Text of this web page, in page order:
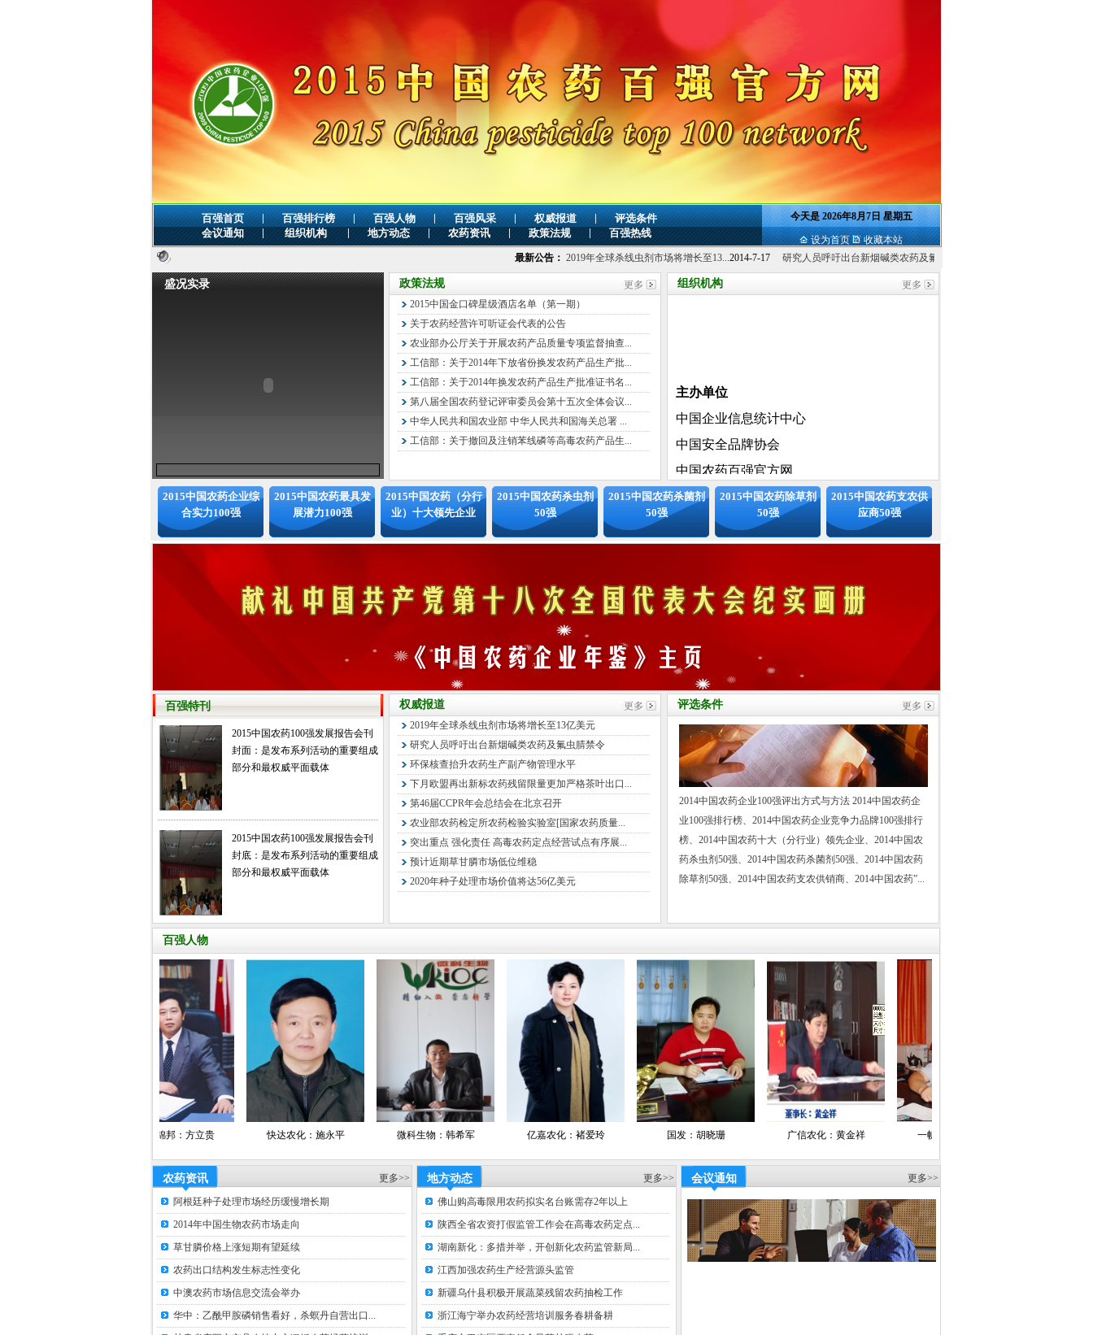
百强首页 | 百强排行榜 | 百强人物 | 百强风采 | 权威报道 |
评选条件
会议通知
| 组织机构 | 地方动态 | 农药资讯 | 政策法规 | 百强热线
今天是2026年8月7日 星期五
设为首页
收藏本站
2019年全球杀线虫剂市场将增长至13...2014-7-17 研究人员呼吁出台新烟碱类农药及氟...2014-7-17
盛况实录 政策法规
2015中国金口碑星级酒店名单（第一期）
关于农药经营许可听证会代表的公告
农业部办公厅关于开展农药产品质量专项监督抽查...
工信部：关于2014年下放省份换发农药产品生产批...
工信部：关于2014年换发农药产品生产批准证书名...
第八届全国农药登记评审委员会第十五次全体会议...
中华人民共和国农业部 中华人民共和国海关总署 ...
工信部：关于撤回及注销苯线磷等高毒农药产品生...
组织机构
中国企业信息统计中心
中国安全品牌协会
中国农药百强官方网
中国农药100强工作委员会
承办单位
北京国信国化文化发展中心
拟邀请中国化工学会农药专业委员会、中国
化工情报信息协会、国家统计局中国统计信
协会农药专业委员会
专家委员会（排名不分先后）
特邀顾问：
仪名海 中国农药百强评委会主任
中国传媒大学 教授 博导
特邀委员：
徐东华 国务院发展研究中心研究员
国资委高级职称专家评审委员会主任
王有成 中国化工情报信息协会资深副会长
中国化工学会农药专业委员会副秘书长
李 铁 中国石油和化学工业协会
国家石油和化工网常务副总编辑
张 华 中国化工经济技术发展中心处长
黄卫卫 中国石油和化学工业协会
国家石油和化工网工程师
承办支持
正在洽谈...
农资导报、经济日报、中国经营报、
21
经济参考报、证券日报、中国经济时报、
中国经济导报、工商导报、财富时报、
新京报、深圳商报、重庆晚报、中国证券报、
2015中国农药企业综
合实力100强
2015中国农药最具发
展潜力100强
2015中国农药（分行
业）十大领先企业
2015中国农药杀虫剂
50强
2015中国农药杀菌剂
50强
2015中国农药除草剂
50强
2015中国农药支农供
应商50强
百强特刊
2015中国农药100强发展报告会刊
封面：是发布系列活动的重要组成
部分和最权威平面载体
2015中国农药100强发展报告会刊
封底：是发布系列活动的重要组成
部分和最权威平面载体
权威报道
2019年全球杀线虫剂市场将增长至13亿美元
研究人员呼吁出台新烟碱类农药及氟虫腈禁令
环保核查抬升农药生产副产物管理水平
下月欧盟再出新标农药残留限量更加严格茶叶出口...
第46届CCPR年会总结会在北京召开
农业部农药检定所农药检验实验室[国家农药质量...
突出重点 强化责任 高毒农药定点经营试点有序展...
预计近期草甘膦市场低位维稳
2020年种子处理市场价值将达56亿美元
评选条件
2014中国农药企业100强评出方式与方法 2014中国农药企
业100强排行榜、2014中国农药企业竞争力品牌100强排行
榜、2014中国农药十大（分行业）领先企业、2014中国农
药杀虫剂50强、2014中国农药杀菌剂50强、2014中国农药
除草剂50强、2014中国农药支农供销商、2014中国农药”...
百强人物
快达农化：施永平 微科生物：韩希军 亿嘉农化：褚爱玲 国发：胡晓珊 广信农化：黄金祥 一帆生物：吴正绍
农药资讯 更多>>
阿根廷种子处理市场经历缓慢增长期
2014年中国生物农药市场走向
草甘膦价格上涨短期有望延续
农药出口结构发生标志性变化
中澳农药市场信息交流会举办
华中：乙酰甲胺磷销售看好，杀螟丹自营出口...
地方动态 更多>>
佛山购高毒限用农药拟实名台账需存2年以上
陕西全省农资打假监管工作会在高毒农药定点...
湖南新化：多措并举，开创新化农药监管新局...
江西加强农药生产经营源头监管
新疆乌什县积极开展蔬菜残留农药抽检工作
浙江海宁举办农药经营培训服务春耕备耕
会议通知 更多>>